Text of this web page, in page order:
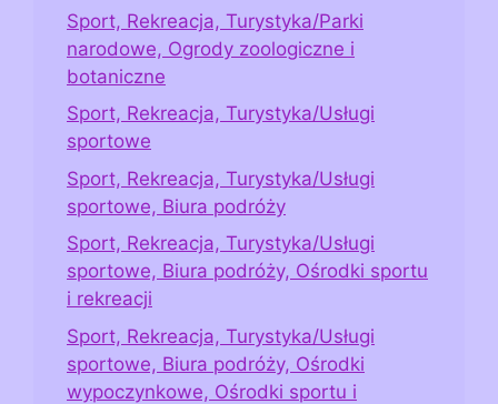
Sport, Rekreacja, Turystyka/Parki
narodowe, Ogrody zoologiczne i
botaniczne
Sport, Rekreacja, Turystyka/Usługi
sportowe
Sport, Rekreacja, Turystyka/Usługi
sportowe, Biura podróży
Sport, Rekreacja, Turystyka/Usługi
sportowe, Biura podróży, Ośrodki sportu
i rekreacji
Sport, Rekreacja, Turystyka/Usługi
sportowe, Biura podróży, Ośrodki
wypoczynkowe, Ośrodki sportu i